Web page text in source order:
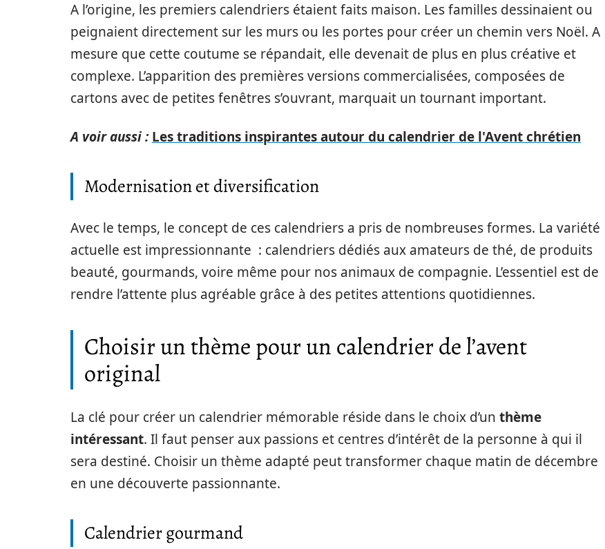
A l’origine, les premiers calendriers étaient faits maison. Les familles dessinaient ou
peignaient directement sur les murs ou les portes pour créer un chemin vers Noël. A
mesure que cette coutume se répandait, elle devenait de plus en plus créative et
complexe. L’apparition des premières versions commercialisées, composées de
cartons avec de petites fenêtres s’ouvrant, marquait un tournant important.
A voir aussi : Les traditions inspirantes autour du calendrier de l'Avent chrétien
Modernisation et diversification
Avec le temps, le concept de ces calendriers a pris de nombreuses formes. La variété
actuelle est impressionnante : calendriers dédiés aux amateurs de thé, de produits
beauté, gourmands, voire même pour nos animaux de compagnie. L’essentiel est de
rendre l’attente plus agréable grâce à des petites attentions quotidiennes.
Choisir un thème pour un calendrier de l’avent
original
La clé pour créer un calendrier mémorable réside dans le choix d’un thème
intéressant. Il faut penser aux passions et centres d’intérêt de la personne à qui il
sera destiné. Choisir un thème adapté peut transformer chaque matin de décembre
en une découverte passionnante.
Calendrier gourmand